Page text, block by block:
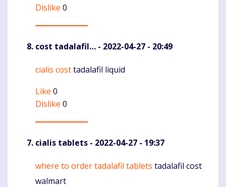
Dislike 0
cost tadalafil… - 2022-04-27 - 20:49
Komentaras
cialis costtadalafil liquid
Like 0
Dislike 0
cialis tablets - 2022-04-27 - 19:37
Komentaras
where to order tadalafil tablets tadalafil cost
walmart